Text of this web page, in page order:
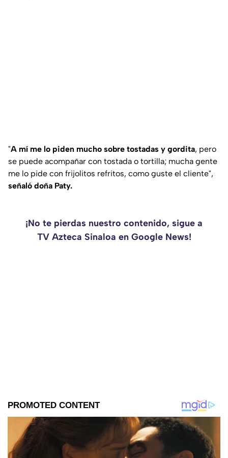
"A mí me lo piden mucho sobre tostadas y gordita, pero
se puede acompañar con tostada o tortilla; mucha gente
me lo pide con frijolitos refritos, como guste el cliente",
señaló doña Paty.
¡No te pierdas nuestro contenido, sigue a
TV Azteca Sinaloa en Google News!